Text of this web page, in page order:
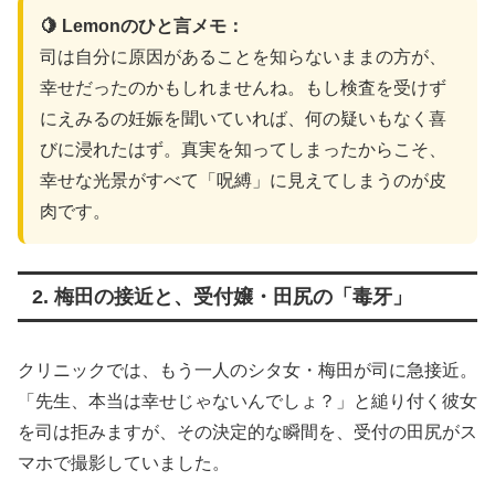
🍋 Lemonのひと言メモ：
司は自分に原因があることを知らないままの方が、
幸せだったのかもしれませんね。もし検査を受けず
にえみるの妊娠を聞いていれば、何の疑いもなく喜
びに浸れたはず。真実を知ってしまったからこそ、
幸せな光景がすべて「呪縛」に見えてしまうのが皮
肉です。
2. 梅田の接近と、受付嬢・田尻の「毒牙」
クリニックでは、もう一人のシタ女・梅田が司に急接近。
「先生、本当は幸せじゃないんでしょ？」と縋り付く彼女
を司は拒みますが、その決定的な瞬間を、受付の田尻がス
マホで撮影していました。